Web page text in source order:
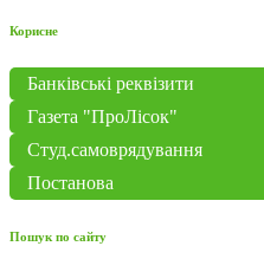
Корисне
Банківські реквізити
Газета "ПроЛісок"
Студ.самоврядування
Постанова
Пошук по сайту